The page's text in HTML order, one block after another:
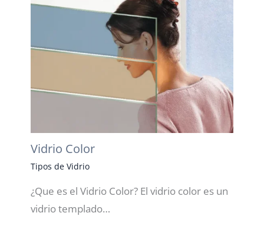
Vidrio Color
Tipos de Vidrio
¿Que es el Vidrio Color? El vidrio color es un
vidrio templado…